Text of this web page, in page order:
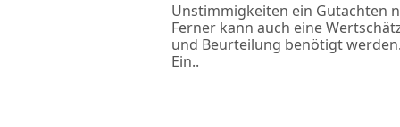
Unstimmigkeiten ein Gutachten
Ferner kann auch eine
und Beurteilung benötigt werden.
Ein..